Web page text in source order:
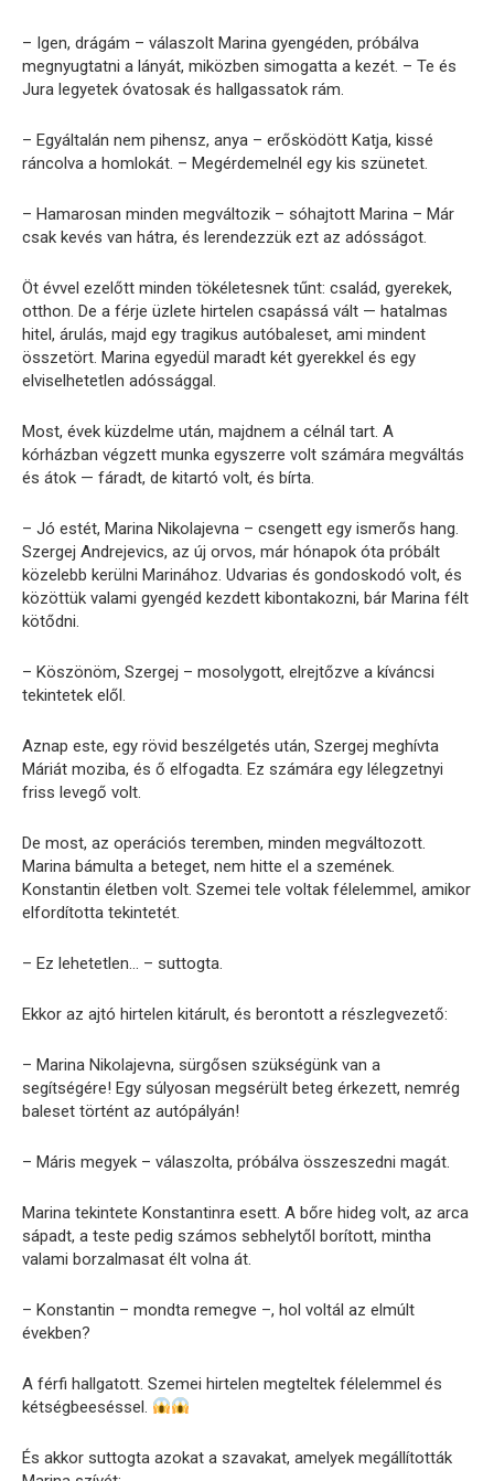
– Igen, drágám – válaszolt Marina gyengéden, próbálva
megnyugtatni a lányát, miközben simogatta a kezét. – Te és
Jura legyetek óvatosak és hallgassatok rám.
– Egyáltalán nem pihensz, anya – erősködött Katja, kissé
ráncolva a homlokát. – Megérdemelnél egy kis szünetet.
– Hamarosan minden megváltozik – sóhajtott Marina – Már
csak kevés van hátra, és lerendezzük ezt az adósságot.
Öt évvel ezelőtt minden tökéletesnek tűnt: család, gyerekek,
otthon. De a férje üzlete hirtelen csapássá vált — hatalmas
hitel, árulás, majd egy tragikus autóbaleset, ami mindent
összetört. Marina egyedül maradt két gyerekkel és egy
elviselhetetlen adóssággal.
Most, évek küzdelme után, majdnem a célnál tart. A
kórházban végzett munka egyszerre volt számára megváltás
és átok — fáradt, de kitartó volt, és bírta.
– Jó estét, Marina Nikolajevna – csengett egy ismerős hang.
Szergej Andrejevics, az új orvos, már hónapok óta próbált
közelebb kerülni Marinához. Udvarias és gondoskodó volt, és
közöttük valami gyengéd kezdett kibontakozni, bár Marina félt
kötődni.
– Köszönöm, Szergej – mosolygott, elrejtőzve a kíváncsi
tekintetek elől.
Aznap este, egy rövid beszélgetés után, Szergej meghívta
Máriát moziba, és ő elfogadta. Ez számára egy lélegzetnyi
friss levegő volt.
De most, az operációs teremben, minden megváltozott.
Marina bámulta a beteget, nem hitte el a szemének.
Konstantin életben volt. Szemei tele voltak félelemmel, amikor
elfordította tekintetét.
– Ez lehetetlen… – suttogta.
Ekkor az ajtó hirtelen kitárult, és berontott a részlegvezető:
– Marina Nikolajevna, sürgősen szükségünk van a
segítségére! Egy súlyosan megsérült beteg érkezett, nemrég
baleset történt az autópályán!
– Máris megyek – válaszolta, próbálva összeszedni magát.
Marina tekintete Konstantinra esett. A bőre hideg volt, az arca
sápadt, a teste pedig számos sebhelytől borított, mintha
valami borzalmasat élt volna át.
– Konstantin – mondta remegve –, hol voltál az elmúlt
években?
A férfi hallgatott. Szemei hirtelen megteltek félelemmel és
kétségbeeséssel.
És akkor suttogta azokat a szavakat, amelyek megállították